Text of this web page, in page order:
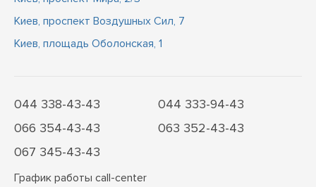
Киев, проспект Воздушных Сил, 7
Киев, площадь Оболонская, 1
044 338-43-43
044 333-94-43
066 354-43-43
063 352-43-43
067 345-43-43
График работы call-center